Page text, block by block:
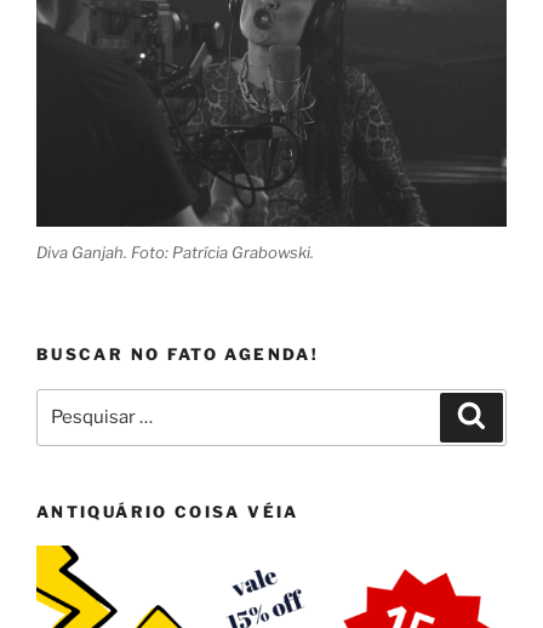
Diva Ganjah. Foto: Patrícia Grabowski.
BUSCAR NO FATO AGENDA!
por:
ANTIQUÁRIO COISA VÉIA